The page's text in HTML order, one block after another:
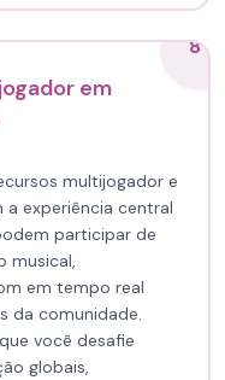
8
em
multijogador e
experiência central
participar de
musical,
em tempo real
da comunidade.
você desafie
globais,